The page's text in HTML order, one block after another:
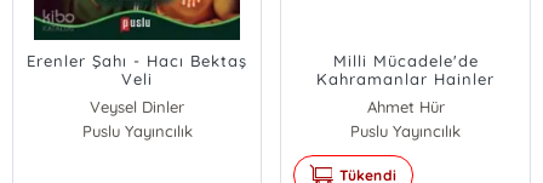
Erenler Şahı - Hacı Bektaş
Veli
Veysel Dinler
Puslu Yayıncılık
Milli Mücadele'de
Kahramanlar Hainler
Ahmet Hür
Puslu Yayıncılık
Tükendi